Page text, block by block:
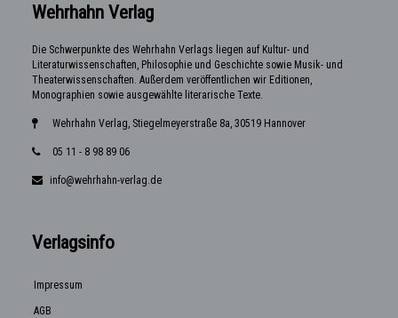
Wehrhahn Verlag
Die Schwerpunkte des Wehrhahn Verlags liegen auf Kultur- und
Literaturwissenschaften, Philosophie und Geschichte sowie Musik- und
Theaterwissenschaften. Außerdem veröffentlichen wir Editionen,
Monographien sowie ausgewählte literarische Texte.
Wehrhahn Verlag, Stiegelmeyerstraße 8a, 30519 Hannover
05 11 - 8 98 89 06
info@wehrhahn-verlag.de
Verlagsinfo
Impressum
AGB